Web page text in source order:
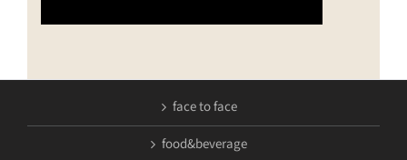
face to face
food&beverage